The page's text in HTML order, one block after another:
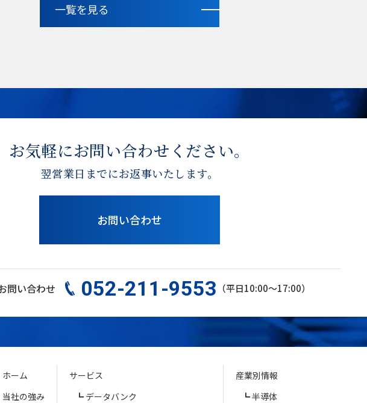
一覧を見る
お気軽にお問い合わせください。
翌営業日までにお返事いたします。
お問い合わせ
問い合わせ 052-211-9553 （平日10:00〜17:00）
ホーム
当社の強み
サービス
データバンク
産業別情報
半導体